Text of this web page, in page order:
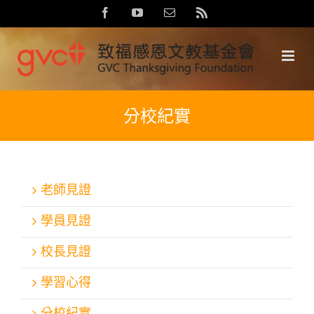
to
content
FacebookYouTubeEmail:
分校紀實
老師見證
學員見證
校長見證
學習心得